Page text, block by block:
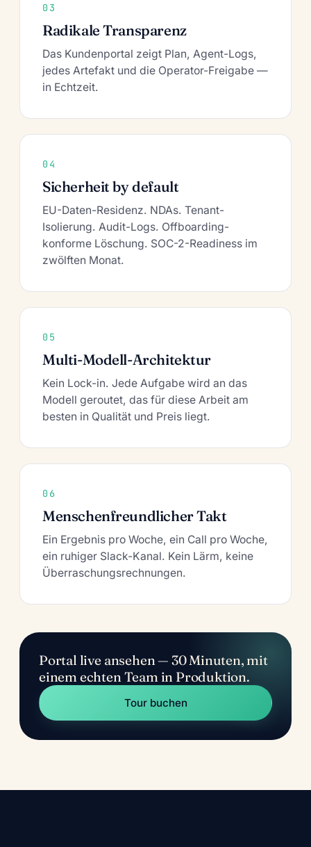
03
Radikale Transparenz
Das Kundenportal zeigt Plan, Agent-Logs,
jedes Artefakt und die Operator-Freigabe —
in Echtzeit.
04
Sicherheit by default
EU-Daten-Residenz. NDAs. Tenant-
Isolierung. Audit-Logs. Offboarding-
konforme Löschung. SOC-2-Readiness im
zwölften Monat.
05
Multi-Modell-Architektur
Kein Lock-in. Jede Aufgabe wird an das
Modell geroutet, das für diese Arbeit am
besten in Qualität und Preis liegt.
06
Menschenfreundlicher Takt
Ein Ergebnis pro Woche, ein Call pro Woche,
ein ruhiger Slack-Kanal. Kein Lärm, keine
Überraschungsrechnungen.
Portal live ansehen — 30 Minuten, mit
einem echten Team in Produktion.
Tour buchen